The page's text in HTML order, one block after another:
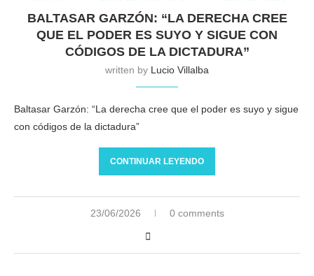
BALTASAR GARZÓN: “LA DERECHA CREE
QUE EL PODER ES SUYO Y SIGUE CON
CÓDIGOS DE LA DICTADURA”
written by Lucio Villalba
Baltasar Garzón: “La derecha cree que el poder es suyo y sigue
con códigos de la dictadura”
CONTINUAR LEYENDO
23/06/2026 0 comments